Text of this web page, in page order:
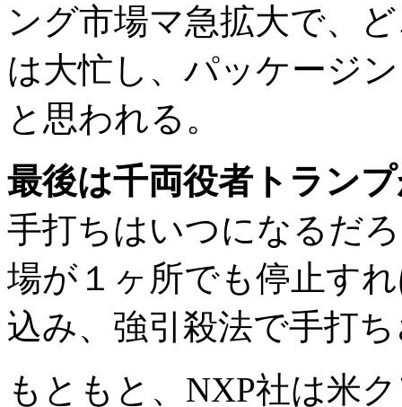
ング市場マ急拡大で、
は大忙し、パッケージ
と思われる。
最後は千両役者トラン
手打ちはいつになるだ
場が１ヶ所でも停止す
込み、強引殺法で手打
もともと、NXP社は米